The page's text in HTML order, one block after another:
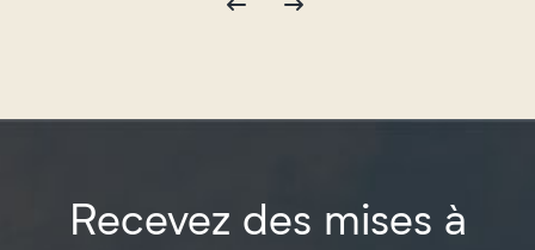
Recevez des mises à